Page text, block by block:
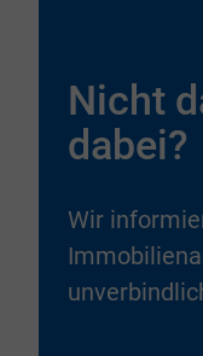
Nicht
dabei?
Wir